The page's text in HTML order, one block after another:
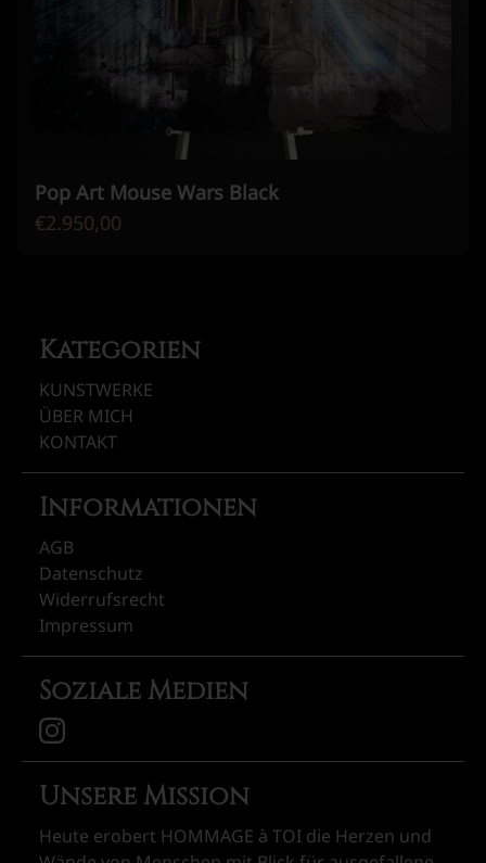
Pop Art Mouse Wars Black
€2.950,00
Kategorien
KUNSTWERKE
ÜBER MICH
KONTAKT
Informationen
AGB
Datenschutz
Widerrufsrecht
Impressum
Soziale Medien
Unsere Mission
Heute erobert HOMMAGE à TOI die Herzen und